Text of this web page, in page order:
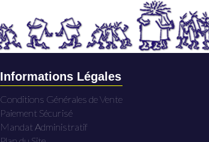
Informations Légales
Conditions Générales de Vente
Paiement Sécurisé
Mandat Administratif